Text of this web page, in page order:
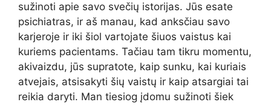
sužinoti apie savo svečių istorijas. Jūs esate
psichiatras, ir aš manau, kad anksčiau savo
karjeroje ir iki šiol vartojate šiuos vaistus kai
kuriems pacientams. Tačiau tam tikru momentu,
akivaizdu, jūs supratote, kaip sunku, kai kuriais
atvejais, atsisakyti šių vaistų ir kaip atsargiai tai
reikia daryti. Man tiesiog įdomu sužinoti šiek